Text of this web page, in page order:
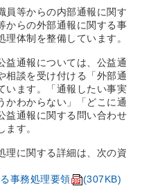
等からの内部通報に関す
からの外部通報に関する事
体制を整備しています。
通報については、公益通
相談を受け付ける「外部通
います。「通報したい事実
かわからない」「どこに通
益通報に関する問い合わせ
す。
に関する詳細は、次の資
事務処理要領
(307KB)